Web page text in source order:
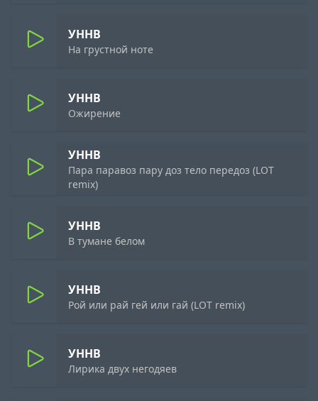
УННВ
На грустной ноте
УННВ
Ожирение
УННВ
Пара паравоз пару доз тело передоз (LOT
remix)
УННВ
В тумане белом
УННВ
Рой или рай гей или гай (LOT remix)
УННВ
Лирика двух негодяев